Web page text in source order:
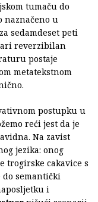
tumaču do
naznačeno u
sedamdeset peti
reverzibilan
postaje
metatekstnom
postupku u
reći jest da je
Na zavist
jezika: onog
trogirske cakavice s
semantički
i